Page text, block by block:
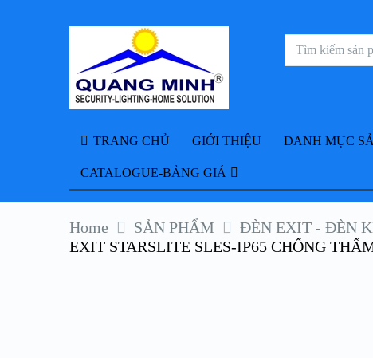
TRANG CHỦ GIỚI THIỆU DANH MỤC
CATALOGUE-BẢNG GIÁ
Home SẢN PHẨM ĐÈN EXIT - ĐÈN
EXIT STARSLITE SLES-IP65 CHỐNG